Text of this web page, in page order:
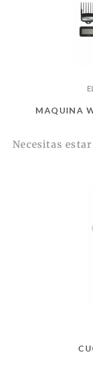
MAQUINA
Necesitas